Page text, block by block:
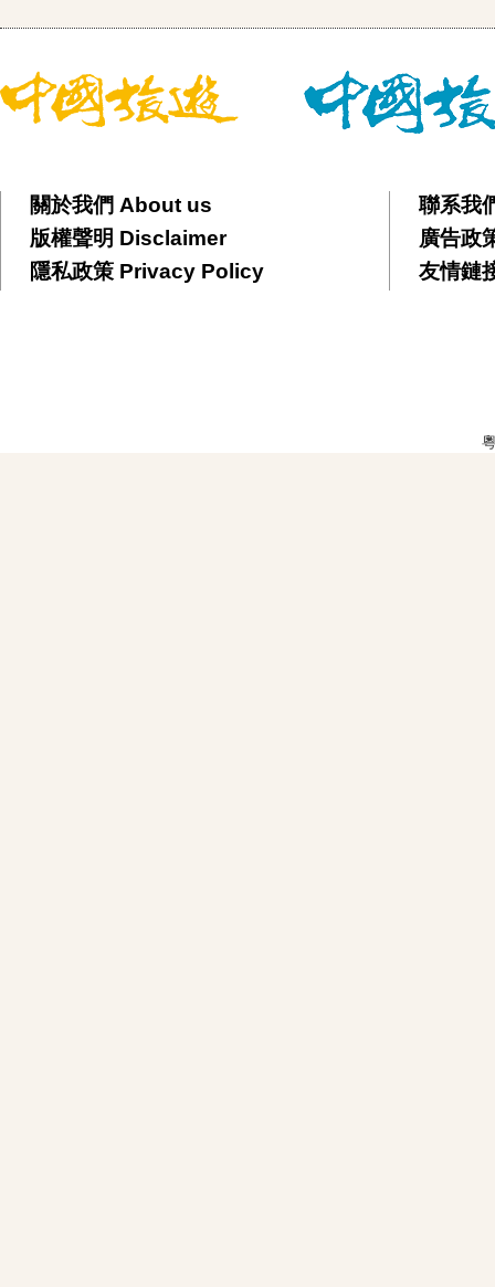
關於我們 About us
版權聲明 Disclaimer
隱私政策 Privacy Policy
聯系我
廣告政
友情鏈